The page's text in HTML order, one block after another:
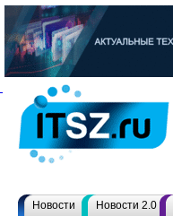
Новости Новости 2.0